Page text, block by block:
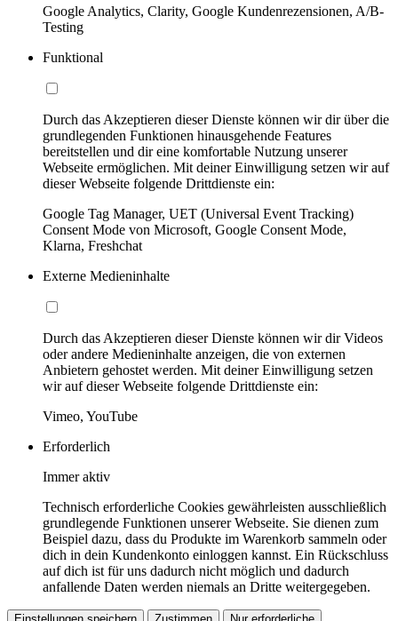
Google Analytics, Clarity, Google Kundenrezensionen, A/B-
Testing
Funktional
Durch das Akzeptieren dieser Dienste können wir dir über die
grundlegenden Funktionen hinausgehende Features
bereitstellen und dir eine komfortable Nutzung unserer
Webseite ermöglichen. Mit deiner Einwilligung setzen wir auf
dieser Webseite folgende Drittdienste ein:
Google Tag Manager, UET (Universal Event Tracking)
Consent Mode von Microsoft, Google Consent Mode,
Klarna, Freshchat
Externe Medieninhalte
Durch das Akzeptieren dieser Dienste können wir dir Videos
oder andere Medieninhalte anzeigen, die von externen
Anbietern gehostet werden. Mit deiner Einwilligung setzen
wir auf dieser Webseite folgende Drittdienste ein:
Vimeo, YouTube
Erforderlich
Immer aktiv
Technisch erforderliche Cookies gewährleisten ausschließlich
grundlegende Funktionen unserer Webseite. Sie dienen zum
Beispiel dazu, dass du Produkte im Warenkorb sammeln oder
dich in dein Kundenkonto einloggen kannst. Ein Rückschluss
auf dich ist für uns dadurch nicht möglich und dadurch
anfallende Daten werden niemals an Dritte weitergegeben.